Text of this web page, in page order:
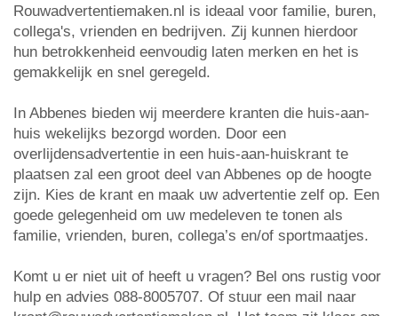
Rouwadvertentiemaken.nl is ideaal voor familie, buren,
collega's, vrienden en bedrijven. Zij kunnen hierdoor
hun betrokkenheid eenvoudig laten merken en het is
gemakkelijk en snel geregeld.
In Abbenes bieden wij meerdere kranten die huis-aan-
huis wekelijks bezorgd worden. Door een
overlijdensadvertentie in een huis-aan-huiskrant te
plaatsen zal een groot deel van Abbenes op de hoogte
zijn. Kies de krant en maak uw advertentie zelf op. Een
goede gelegenheid om uw medeleven te tonen als
familie, vrienden, buren, collega’s en/of sportmaatjes.
Komt u er niet uit of heeft u vragen? Bel ons rustig voor
hulp en advies 088-8005707. Of stuur een mail naar